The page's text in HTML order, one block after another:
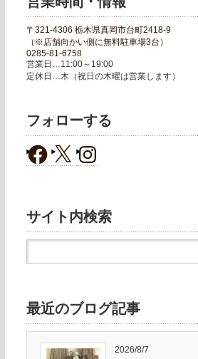
〒321-4306 栃木県真岡市台町2418-9
（※店舗向かい側に無料駐車場3台）
0285-81-6758
営業日…11:00～19:00
定休日…木（祝日の木曜は営業します）
フォローする
サイト内検索
最近のブログ記事
2026/8/7